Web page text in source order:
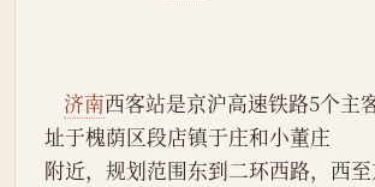
济南西客站是京沪高速铁路5个主
址于槐荫区段店镇于庄和小董庄
附近，规划范围东到二环西路，西